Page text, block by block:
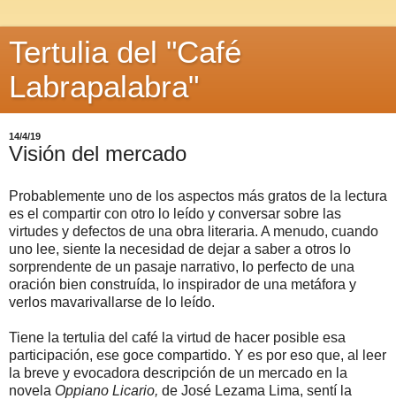
Tertulia del "Café
Labrapalabra"
14/4/19
Visión del mercado
Probablemente uno de los aspectos más gratos de la lectura
es el compartir con otro lo leído y conversar sobre las
virtudes y defectos de una obra literaria. A menudo, cuando
uno lee, siente la necesidad de dejar a saber a otros lo
sorprendente de un pasaje narrativo, lo perfecto de una
oración bien construída, lo inspirador de una metáfora y
verlos mavarivallarse de lo leído.
Tiene la tertulia del café la virtud de hacer posible esa
participación, ese goce compartido. Y es por eso que, al leer
la breve y evocadora descripción de un mercado en la
novela Oppiano Licario, de José Lezama Lima, sentí la